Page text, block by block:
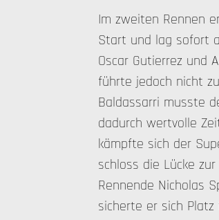
Im zweiten Rennen
Start und lag sofort
Oscar Gutierrez und
führte jedoch nicht
Baldassarri musste
dadurch wertvolle
kämpfte sich der
schloss die Lücke
Rennende Nicholas
sicherte er sich